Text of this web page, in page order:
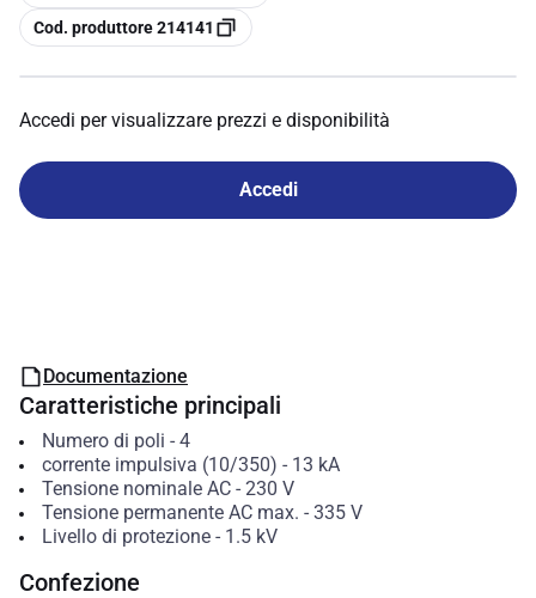
copia
Cod. produttore 214141
Accedi per visualizzare prezzi e disponibilità
Accedi
Documentazione
Caratteristiche principali
Numero di poli - 4
corrente impulsiva (10/350) - 13 kA
Tensione nominale AC- 230 V
Tensione permanente AC max. - 335 V
Livello di protezione- 1.5 kV
Confezione